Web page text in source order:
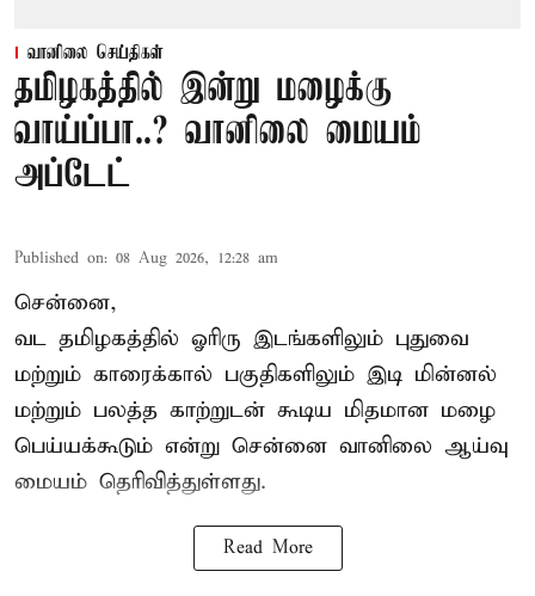
வானிலை செய்திகள்
தமிழகத்தில் இன்று மழைக்கு
வாய்ப்பா..? வானிலை மையம்
அப்டேட்
Published on: 08 Aug 2026, 12:28 am
சென்னை,
வட தமிழகத்தில் ஓரிரு இடங்களிலும் புதுவை
மற்றும் காரைக்கால் பகுதிகளிலும் இடி மின்னல்
மற்றும் பலத்த காற்றுடன் கூடிய மிதமான மழை
பெய்யக்கூடும் என்று சென்னை வானிலை ஆய்வு
மையம் தெரிவித்துள்ளது.
Read More